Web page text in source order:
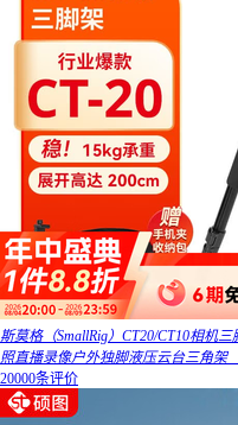
斯莫格（SmallRig）CT20/CT10相机
照直播录像户外独脚液压云台三角架
20000条评价